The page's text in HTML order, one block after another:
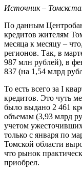
Источник –
По данным
кредитов жителям
месяца к месяцу –
регионов. Так, в
987 млн рублей), в
837 (на 1,54 млрд
То есть всего за I
кредитов. Это чуть
было выдано 2 461
объемам (3,93 млрд
учетом
только с января по
Томской области
что рынок
приобрел.